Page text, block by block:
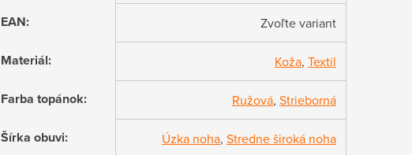
EAN: Zvoľte variant
Materiál: Koža, Textil
Farba topánok: Ružová, Strieborná
Šírka obuvi: Úzka noha, Stredne široká noha